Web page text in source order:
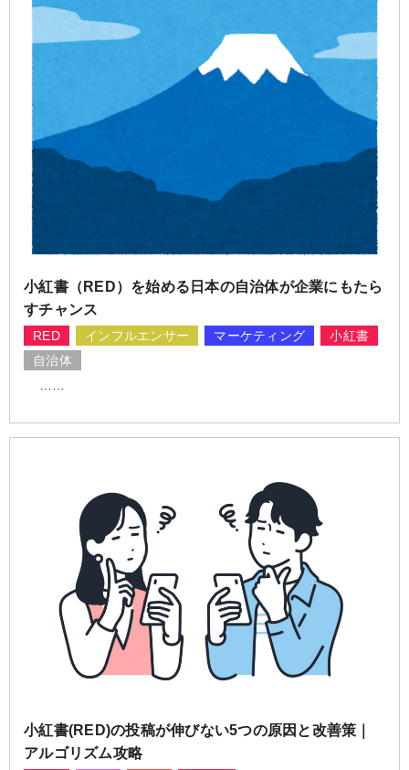
小紅書（RED）を始める日本の自治体が企業にもたら
すチャンス
RED インフルエンサー マーケティング
小紅書
自治体
小紅書(RED)の投稿が伸びない5つの原因と改善策｜
アルゴリズム攻略